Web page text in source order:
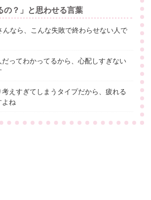
の？」と思わせる言葉
んなら、こんな失敗で終わらせない人で
だってわかってるから、心配しすぎない
えすぎてしまうタイプだから、疲れる
よね